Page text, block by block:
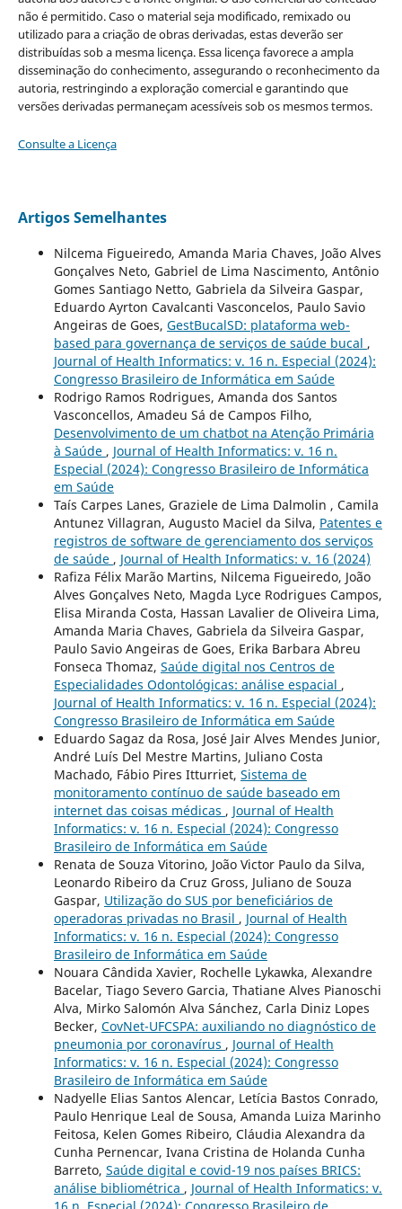
não é permitido. Caso o material seja modificado, remixado ou
utilizado para a criação de obras derivadas, estas deverão ser
distribuídas sob a mesma licença. Essa licença favorece a ampla
disseminação do conhecimento, assegurando o reconhecimento da
autoria, restringindo a exploração comercial e garantindo que
versões derivadas permaneçam acessíveis sob os mesmos termos.
Consulte a Licença
Artigos Semelhantes
Nilcema Figueiredo, Amanda Maria Chaves, João Alves
Gonçalves Neto, Gabriel de Lima Nascimento, Antônio
Gomes Santiago Netto, Gabriela da Silveira Gaspar,
Eduardo Ayrton Cavalcanti Vasconcelos, Paulo Savio
Angeiras de Goes, GestBucalSD: plataforma web-
based para governança de serviços de saúde bucal ,
Journal of Health Informatics: v. 16 n. Especial (2024):
Congresso Brasileiro de Informática em Saúde
Rodrigo Ramos Rodrigues, Amanda dos Santos
Vasconcellos, Amadeu Sá de Campos Filho,
Desenvolvimento de um chatbot na Atenção Primária
à Saúde , Journal of Health Informatics: v. 16 n.
Especial (2024): Congresso Brasileiro de Informática
em Saúde
Taís Carpes Lanes, Graziele de Lima Dalmolin , Camila
Antunez Villagran, Augusto Maciel da Silva, Patentes e
registros de software de gerenciamento dos serviços
de saúde , Journal of Health Informatics: v. 16 (2024)
Rafiza Félix Marão Martins, Nilcema Figueiredo, João
Alves Gonçalves Neto, Magda Lyce Rodrigues Campos,
Elisa Miranda Costa, Hassan Lavalier de Oliveira Lima,
Amanda Maria Chaves, Gabriela da Silveira Gaspar,
Paulo Savio Angeiras de Goes, Erika Barbara Abreu
Fonseca Thomaz, Saúde digital nos Centros de
Especialidades Odontológicas: análise espacial ,
Journal of Health Informatics: v. 16 n. Especial (2024):
Congresso Brasileiro de Informática em Saúde
Eduardo Sagaz da Rosa, José Jair Alves Mendes Junior,
André Luís Del Mestre Martins, Juliano Costa
Machado, Fábio Pires Itturriet, Sistema de
monitoramento contínuo de saúde baseado em
internet das coisas médicas , Journal of Health
Informatics: v. 16 n. Especial (2024): Congresso
Brasileiro de Informática em Saúde
Renata de Souza Vitorino, João Victor Paulo da Silva,
Leonardo Ribeiro da Cruz Gross, Juliano de Souza
Gaspar, Utilização do SUS por beneficiários de
operadoras privadas no Brasil , Journal of Health
Informatics: v. 16 n. Especial (2024): Congresso
Brasileiro de Informática em Saúde
Nouara Cândida Xavier, Rochelle Lykawka, Alexandre
Bacelar, Tiago Severo Garcia, Thatiane Alves Pianoschi
Alva, Mirko Salomón Alva Sánchez, Carla Diniz Lopes
Becker, CovNet-UFCSPA: auxiliando no diagnóstico de
pneumonia por coronavírus , Journal of Health
Informatics: v. 16 n. Especial (2024): Congresso
Brasileiro de Informática em Saúde
Nadyelle Elias Santos Alencar, Letícia Bastos Conrado,
Paulo Henrique Leal de Sousa, Amanda Luiza Marinho
Feitosa, Kelen Gomes Ribeiro, Cláudia Alexandra da
Cunha Pernencar, Ivana Cristina de Holanda Cunha
Barreto, Saúde digital e covid-19 nos países BRICS:
análise bibliométrica , Journal of Health Informatics: v.